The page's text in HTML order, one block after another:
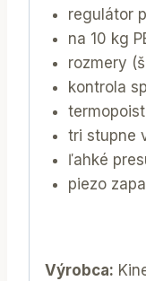
regulátor
na 10 kg
rozmery
kontrola
tri stupne
ľahké
piezo
Výrobca: